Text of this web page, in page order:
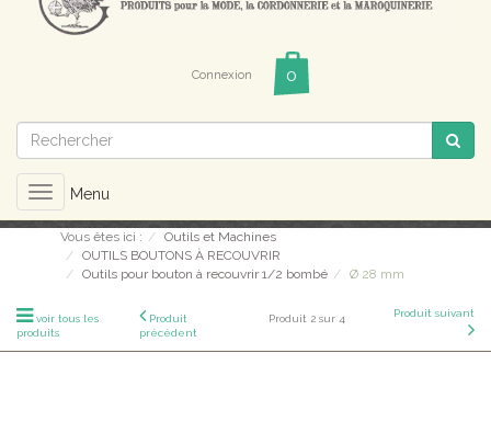
Connexion
Toggle
navigation
Menu
Vous êtes ici :
Outils et Machines
OUTILS BOUTONS À RECOUVRIR
Outils pour bouton à recouvrir 1/2 bombé
Ø 28 mm
voir tous les
produits
Produit
précédent
Produit 2 sur 4 Produit suivant